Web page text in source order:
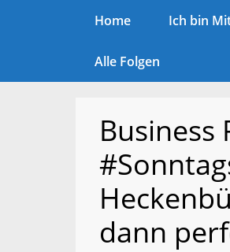
Home Ich bin
Alle Folgen
Business
dann